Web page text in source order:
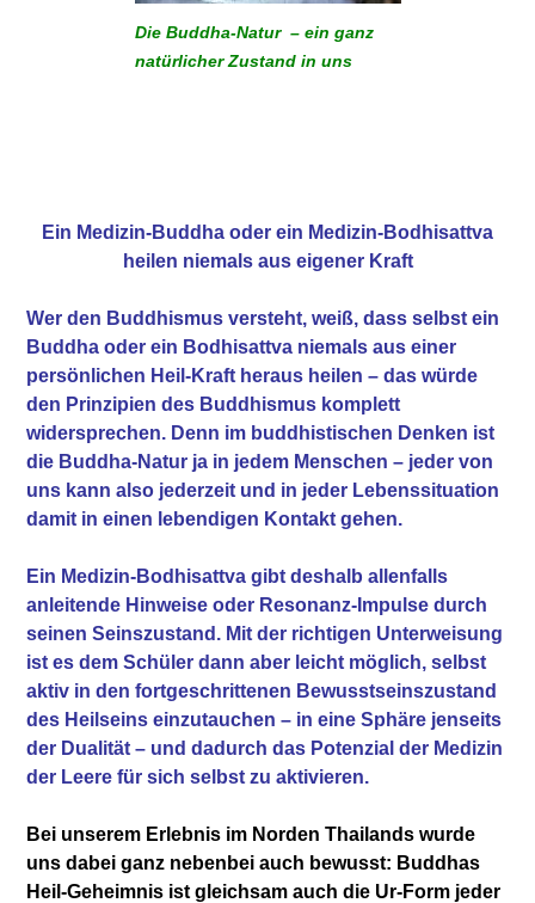
Die Buddha-Natur – ein ganz
natürlicher Zustand in uns
Ein Medizin-Buddha oder ein Medizin-Bodhisattva
heilen niemals aus eigener Kraft
Wer den Buddhismus versteht, weiß, dass selbst ein
Buddha oder ein Bodhisattva niemals aus einer
persönlichen Heil-Kraft heraus heilen – das würde
den Prinzipien des Buddhismus komplett
widersprechen. Denn im buddhistischen Denken ist
die Buddha-Natur ja in jedem Menschen – jeder von
uns kann also jederzeit und in jeder Lebenssituation
damit in einen lebendigen Kontakt gehen.
Ein Medizin-Bodhisattva gibt deshalb allenfalls
anleitende Hinweise oder Resonanz-Impulse durch
seinen Seinszustand. Mit der richtigen Unterweisung
ist es dem Schüler dann aber leicht möglich, selbst
aktiv in den fortgeschrittenen Bewusstseinszustand
des Heilseins einzutauchen – in eine Sphäre jenseits
der Dualität – und dadurch das Potenzial der Medizin
der Leere für sich selbst zu aktivieren.
Bei unserem Erlebnis im Norden Thailands wurde
uns dabei ganz nebenbei auch bewusst: Buddhas
Heil-Geheimnis ist gleichsam auch die Ur-Form jeder